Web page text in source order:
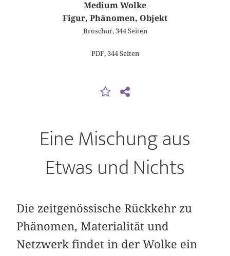
Medium Wolke
Figur, Phänomen, Objekt
Broschur, 344 Seiten
PDF, 344 Seiten
Eine Mischung aus
Etwas und Nichts
Die zeitgenössische Rückkehr zu
Phänomen, Materialität und
Netzwerk findet in der Wolke ein